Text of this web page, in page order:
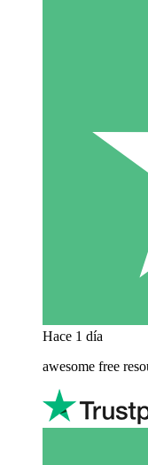
Hace 1 día
awesome free